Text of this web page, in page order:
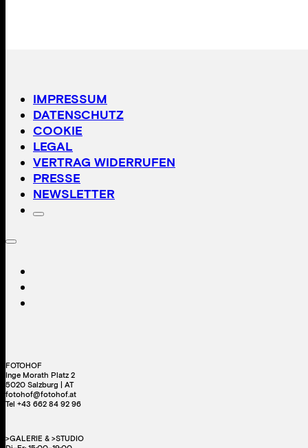
IMPRESSUM
DATENSCHUTZ
COOKIE
LEGAL
VERTRAG WIDERRUFEN
PRESSE
NEWSLETTER
FOTOHOF
Inge Morath Platz 2
5020 Salzburg | AT
fotohof@fotohof.at
Tel +43 662 84 92 96
>GALERIE & >STUDIO